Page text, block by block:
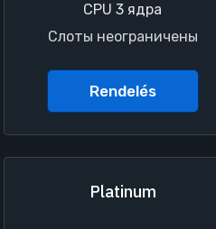
CPU 3 ядра
Слоты неограничены
Rendelés
Platinum